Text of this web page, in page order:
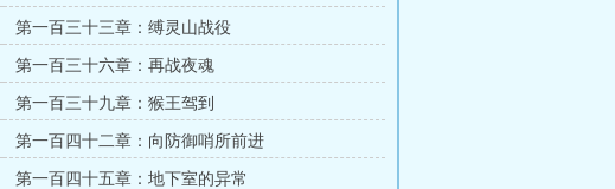
第一百三十三章：缚灵山战役
第一百三十六章：再战夜魂
第一百三十九章：猴王驾到
第一百四十二章：向防御哨所前进
第一百四十五章：地下室的异常